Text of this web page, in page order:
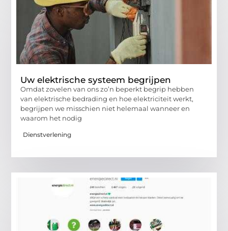
Uw elektrische systeem begrijpen
Omdat zovelen van ons zo’n beperkt begrip hebben
van elektrische bedrading en hoe elektriciteit werkt,
begrijpen we misschien niet helemaal wanneer en
waarom het nodig
Dienstverlening